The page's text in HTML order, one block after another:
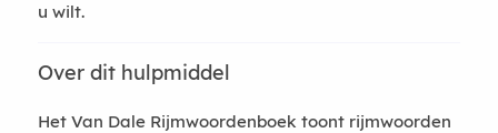
u wilt.
Over dit hulpmiddel
Het Van Dale Rijmwoordenboek toont rijmwoorden